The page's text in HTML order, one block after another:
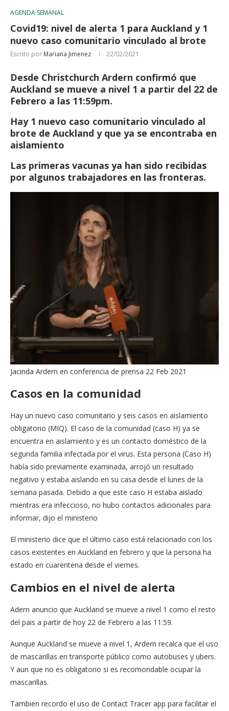
AGENDA SEMANAL
Covid19: nivel de alerta 1 para Auckland y 1
nuevo caso comunitario vinculado al brote
Escrito por Mariana Jimenez 22/02/2021
Desde Christchurch Ardern confirmó que
Auckland se mueve a nivel 1 a partir del 22 de
Febrero a las 11:59pm.
Hay 1 nuevo caso comunitario vinculado al
brote de Auckland y que ya se encontraba en
aislamiento
Las primeras vacunas ya han sido recibidas
por algunos trabajadores en las fronteras.
Jacinda Ardern en conferencia de prensa 22 Feb 2021
Casos en la comunidad
Hay un nuevo caso comunitario y seis casos en aislamiento
obligatorio (MIQ). El caso de la comunidad (caso H) ya se
encuentra en aislamiento y es un contacto doméstico de la
segunda familia infectada por el virus. Esta persona (Caso H)
había sido previamente examinada, arrojó un resultado
negativo y estaba aislando en su casa desde el lunes de la
semana pasada. Debido a que este caso H estaba aislado
mientras era infeccioso, no hubo contactos adicionales para
informar, dijo el ministerio
El ministerio dice que el último caso está relacionado con los
casos existentes en Auckland en febrero y que la persona ha
estado en cuarentena desde el viernes.
Cambios en el nivel de alerta
Adern anuncio que Auckland se mueve a nivel 1 como el resto
del pais a partir de hoy 22 de Febrero a las 11:59.
Aunque Auckland se mueve a nivel 1, Ardern recalca que el uso
de mascarillas en transporte público como autobuses y ubers.
Y aun que no es obligatorio si es recomondable ocupar la
mascarillas.
Tambien recordo el uso de Contact Tracer app para facilitar el